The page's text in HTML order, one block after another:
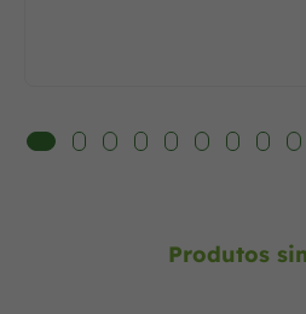
Produtos